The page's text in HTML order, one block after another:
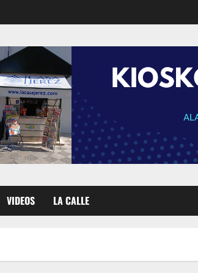
VIDEOS LA CALLE